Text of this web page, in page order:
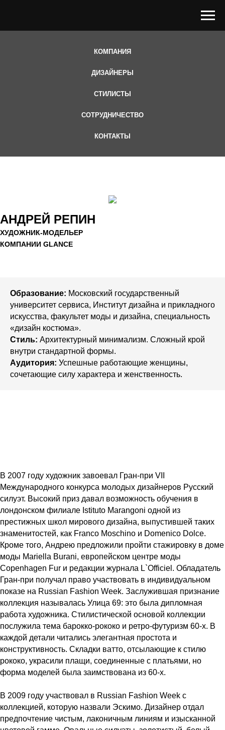
КОМПАНИЯ
ДИЗАЙНЕРЫ
СТИЛИСТЫ
СОТРУДНИЧЕСТВО
КОНТАКТЫ
АНДРЕЙ РЕПИН
ХУДОЖНИК-МОДЕЛЬЕР
КОМПАНИИ GLANCE
Образование: Московский государственный
университет сервиса, Институт дизайна и прикладного
искусства, факультет моды и дизайна, специальность
«дизайн костюма».
Стиль: Архитектурный минимализм. Сложный крой
внутри стандартной формы.
Аудитория: Успешные работающие женщины,
сочетающие силу характера и женственность.
В 2007 году художник завоевал Гран-при VII
Международного конкурса молодых дизайнеров Русский
силуэт. Высокий приз давал возможность обучения в
лондонском филиале Istituto Marangoni одной из
престижных школ мирового дизайна, выпустившей таких
знаменитостей, как Franco Moschino и Domenico Dolce.
Кроме того, Андрею предложили пройти стажировку в доме
моды Mariella Burani, европейском центре моды
Copenhagen Fur и редакции журнала L`Officiel. Обладатель
Гран-при получал право участвовать в индивидуальном
показе на Russian Fashion Week. Заслужившая признание
коллекция называлась Улица 69: это была дипломная
работа художника. Стилистической основой коллекции
послужила тема барокко-рококо и ретро-футуризм 60-х. В
каждой детали читались элегантная простота и
конструктивность. Складки ватто, отсылающие к стилю
рококо, украсили плащи, соединенные с платьями, но
форма моделей была заимствована из 60-х.
В 2009 году участвовал в Russian Fashion Week с
коллекцией, которую назвали Эскимо. Дизайнер отдал
предпочтение чистым, лаконичным линиям и изысканной